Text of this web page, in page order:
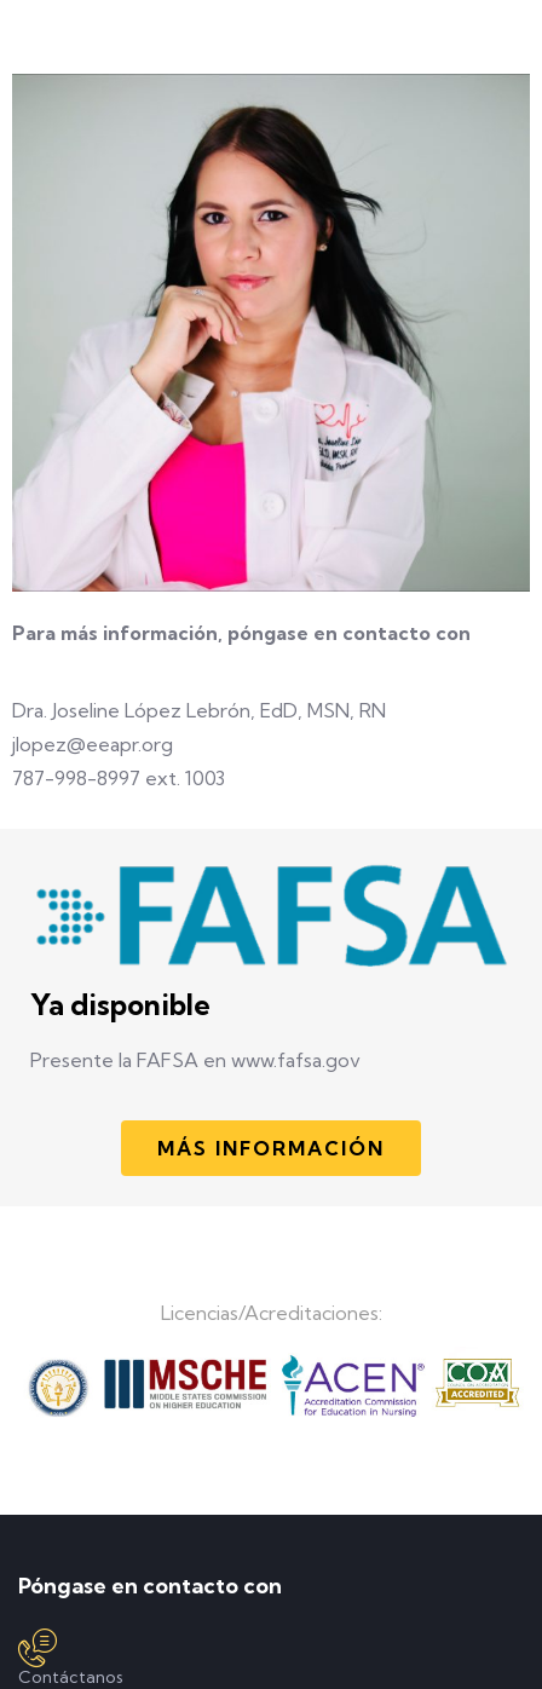
Para más información, póngase en contacto con
Dra. Joseline López Lebrón, EdD, MSN, RN
jlopez@eeapr.org
787-998-8997 ext. 1003
Ya disponible
Presente la FAFSA en www.fafsa.gov
MÁS INFORMACIÓN
Licencias/Acreditaciones:
Póngase en contacto con
Contáctanos